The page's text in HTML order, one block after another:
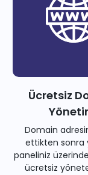
Ücretsiz
Domain
ettikten sonra
paneliniz
ücretsiz